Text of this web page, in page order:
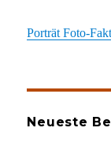
Porträt Foto-
Neueste